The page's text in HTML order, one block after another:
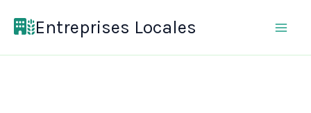
Entreprises Locales